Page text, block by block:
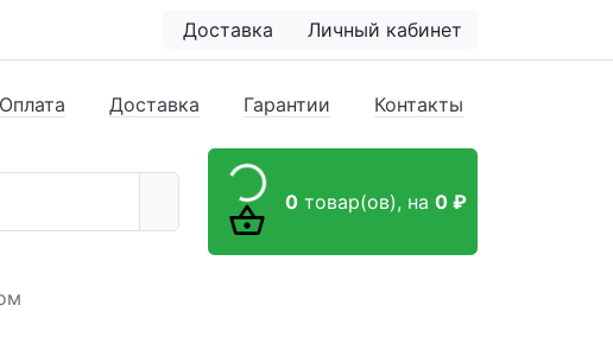
Доставка Личный кабинет
Оплата Доставка Гарантии Контакты
0 товар(ов), на 0 ₽